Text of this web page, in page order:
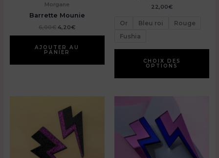
Morgane
Barrette Mounie
6,00€ Le
était :
6,00€.
4,20€Le
est :
AJOUTER AU
PANIER
22,00€
Or Bleu roi
Rouge
Fushia
CHOIX DES
OPTIONS
Ce